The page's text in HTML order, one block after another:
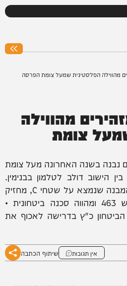
מהווילה הפלסטינית שמעל צומת הפרסה
מהווילה
צומת
נבנה בשנה האחרונה מעל צומת
הישוב דולב לטלמון בבנימין.
המיקום האסטרטגי של המבנה שנמצא על שטחי C, מחזיק
בעמדת שליטה על כביש 463 ומהווה סכנה ביטחונית •
כ"ץ בדרישה לאכוף את
אין תגובות שיתוף הכתבה